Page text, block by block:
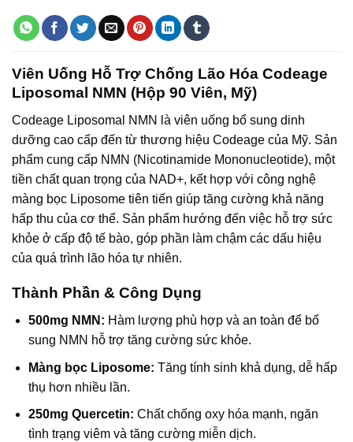
Viên Uống Hỗ Trợ Chống Lão Hóa Codeage
Liposomal NMN (Hộp 90 Viên, Mỹ)
Codeage Liposomal NMN là viên uống bổ sung dinh
dưỡng cao cấp đến từ thương hiệu Codeage của Mỹ. Sản
phẩm cung cấp NMN (Nicotinamide Mononucleotide), một
tiền chất quan trọng của NAD+, kết hợp với công nghệ
màng bọc Liposome tiên tiến giúp tăng cường khả năng
hấp thu của cơ thể. Sản phẩm hướng đến việc hỗ trợ sức
khỏe ở cấp độ tế bào, góp phần làm chậm các dấu hiệu
của quá trình lão hóa tự nhiên.
Thành Phần & Công Dụng
500mg NMN: Hàm lượng phù hợp và an toàn để bổ
sung NMN hỗ trợ tăng cường sức khỏe.
Màng bọc Liposome: Tăng tính sinh khả dụng, dễ hấp
thụ hơn nhiều lần.
250mg Quercetin: Chất chống oxy hóa mạnh, ngăn
tình trạng viêm và tăng cường miễn dịch.